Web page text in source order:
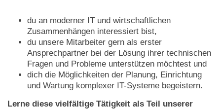
du an moderner IT und wirtschaftlichen
Zusammenhängen interessiert bist,
du unsere Mitarbeiter gern als erster
Ansprechpartner bei der Lösung ihrer technischen
Fragen und Probleme unterstützen möchtest und
dich die Möglichkeiten der Planung, Einrichtung
und Wartung komplexer IT-Systeme begeistern.
Lerne diese vielfältige Tätigkeit als Teil unserer